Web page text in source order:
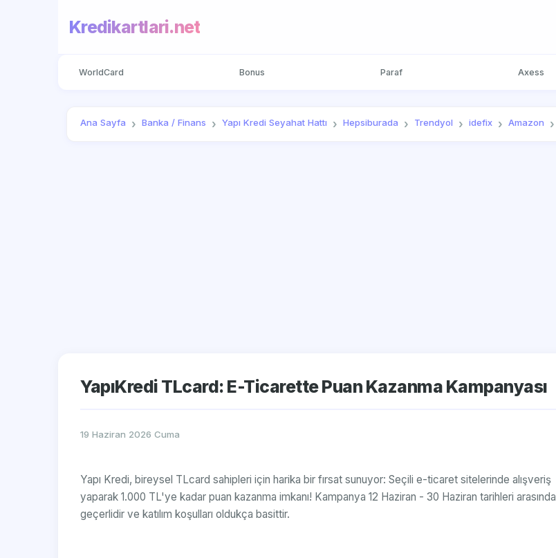
Kredikartlari.net
WorldCard Bonus Paraf Axess
Ana Sayfa Banka / Finans Yapı Kredi Seyahat Hattı Hepsiburada Trendyol idefix Amazon
YapıKredi TLcard: E-Ticarette Puan Kazanma Kampanyası
19 Haziran 2026 Cuma
Yapı Kredi, bireysel TLcard sahipleri için harika bir fırsat sunuyor: Seçili e-ticaret sitelerinde alışveriş
yaparak 1.000 TL'ye kadar puan kazanma imkanı! Kampanya 12 Haziran - 30 Haziran tarihleri arasında
geçerlidir ve katılım koşulları oldukça basittir.